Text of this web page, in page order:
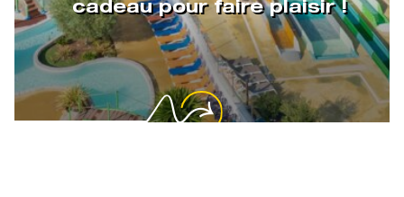
cadeau pour faire plaisir !